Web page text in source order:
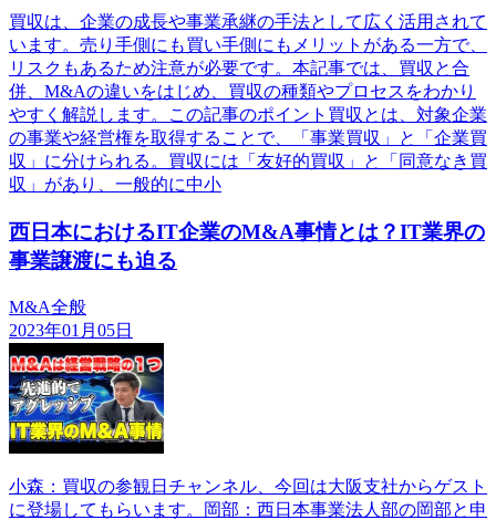
買収は、企業の成長や事業承継の手法として広く活用されて
います。売り手側にも買い手側にもメリットがある一方で、
リスクもあるため注意が必要です。本記事では、買収と合
併、M&Aの違いをはじめ、買収の種類やプロセスをわかり
やすく解説します。この記事のポイント買収とは、対象企業
の事業や経営権を取得することで、「事業買収」と「企業買
収」に分けられる。買収には「友好的買収」と「同意なき買
収」があり、一般的に中小
西日本におけるIT企業のM&A事情とは？IT業界の
事業譲渡にも迫る
M&A全般
2023年01月05日
小森：買収の参観日チャンネル、今回は大阪支社からゲスト
に登場してもらいます。岡部：西日本事業法人部の岡部と申